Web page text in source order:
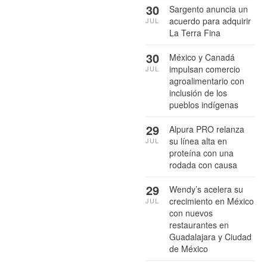
Sargento anuncia un
acuerdo para adquirir
La Terra Fina
30
JUL
México y Canadá
impulsan comercio
agroalimentario con
inclusión de los
pueblos indígenas
30
JUL
Alpura PRO relanza
su línea alta en
proteína con una
rodada con causa
29
JUL
Wendy’s acelera su
crecimiento en México
con nuevos
restaurantes en
Guadalajara y Ciudad
de México
29
JUL